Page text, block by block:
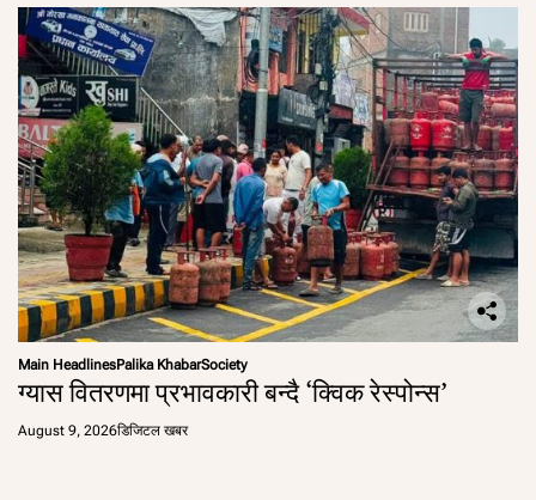
Main HeadlinesPalika KhabarSociety
ग्यास वितरणमा प्रभावकारी बन्दै ‘क्विक रेस्पोन्स’
August 9, 2026डिजिटल खबर